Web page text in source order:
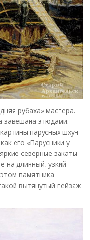
рубаха» мастера.
завешана этюдами.
парусных шхун
его «Парусники у
северные закаты
на длинный, узкий
памятника
вытянутый пейзаж